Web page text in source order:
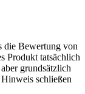
die Bewertung von
Produkt tatsächlich
grundsätzlich
Hinweis schließen